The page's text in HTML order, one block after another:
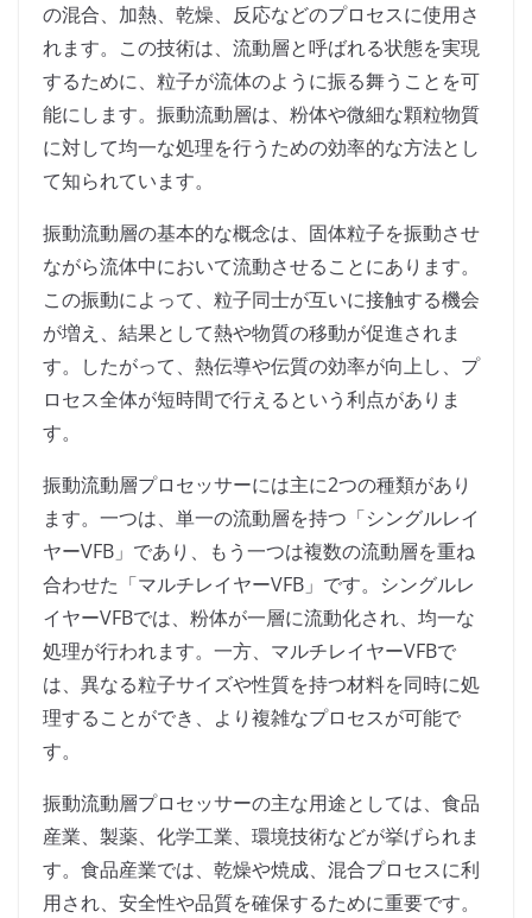
の混合、加熱、乾燥、反応などのプロセスに使用さ
れます。この技術は、流動層と呼ばれる状態を実現
するために、粒子が流体のように振る舞うことを可
能にします。振動流動層は、粉体や微細な顆粒物質
に対して均一な処理を行うための効率的な方法とし
て知られています。
振動流動層の基本的な概念は、固体粒子を振動させ
ながら流体中において流動させることにあります。
この振動によって、粒子同士が互いに接触する機会
が増え、結果として熱や物質の移動が促進されま
す。したがって、熱伝導や伝質の効率が向上し、プ
ロセス全体が短時間で行えるという利点がありま
す。
振動流動層プロセッサーには主に2つの種類があり
ます。一つは、単一の流動層を持つ「シングルレイ
ヤーVFB」であり、もう一つは複数の流動層を重ね
合わせた「マルチレイヤーVFB」です。シングルレ
イヤーVFBでは、粉体が一層に流動化され、均一な
処理が行われます。一方、マルチレイヤーVFBで
は、異なる粒子サイズや性質を持つ材料を同時に処
理することができ、より複雑なプロセスが可能で
す。
振動流動層プロセッサーの主な用途としては、食品
産業、製薬、化学工業、環境技術などが挙げられま
す。食品産業では、乾燥や焼成、混合プロセスに利
用され、安全性や品質を確保するために重要です。